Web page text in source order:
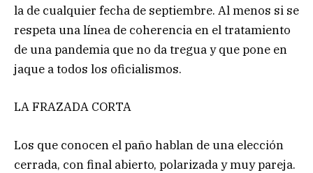
la de cualquier fecha de septiembre. Al menos si se
respeta una línea de coherencia en el tratamiento
de una pandemia que no da tregua y que pone en
jaque a todos los oficialismos.
LA FRAZADA CORTA
Los que conocen el paño hablan de una elección
cerrada, con final abierto, polarizada y muy pareja.